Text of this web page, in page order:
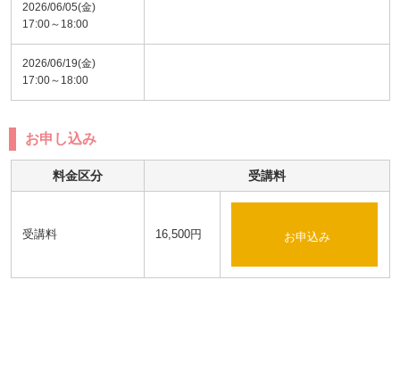
2026/06/05(金)
17:00～18:00
2026/06/19(金)
17:00～18:00
お申し込み
料金区分 受講料
受講料 16,500円 お申込み